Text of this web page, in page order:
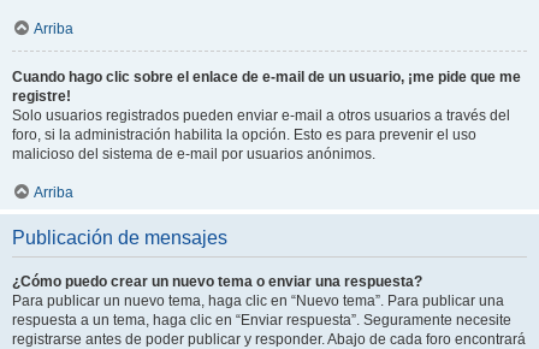
Arriba
Cuando hago clic sobre el enlace de e-mail de un usuario, ¡me pide que me
registre!
Solo usuarios registrados pueden enviar e-mail a otros usuarios a través del
foro, si la administración habilita la opción. Esto es para prevenir el uso
malicioso del sistema de e-mail por usuarios anónimos.
Arriba
Publicación de mensajes
¿Cómo puedo crear un nuevo tema o enviar una respuesta?
Para publicar un nuevo tema, haga clic en “Nuevo tema”. Para publicar una
respuesta a un tema, haga clic en “Enviar respuesta”. Seguramente necesite
registrarse antes de poder publicar y responder. Abajo de cada foro encontrará